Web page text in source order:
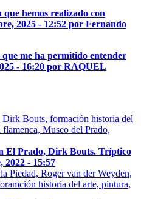
hemos realizado con
2025 - 12:52 por Fernando
me ha permitido entender
- 16:20 por RAQUEL
El Prado, Dirk Bouts. Tríptico
2022 - 15:57